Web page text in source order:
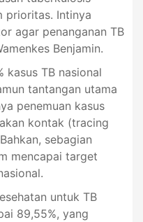
prioritas. Intinya
agar penanganan TB
Benjamin.
kasus TB nasional
tantangan utama
penemuan kasus
kontak (tracing
sebagian
mencapai target
untuk TB
89,55%, yang